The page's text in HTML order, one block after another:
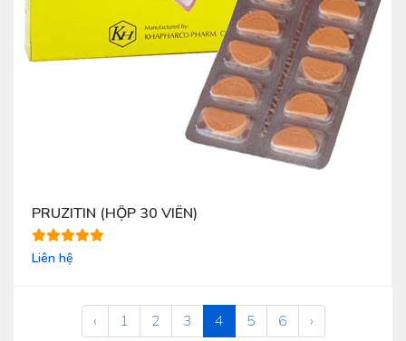
PRUZITIN (HỘP 30 VIÊN)
Liên hệ
‹ 1 2 3 4 5 6 ›